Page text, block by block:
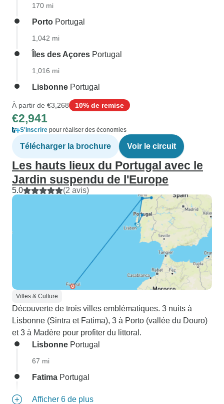
170 mi
Porto Portugal
1,042 mi
Îles des Açores Portugal
1,016 mi
Lisbonne Portugal
À partir de €3,268 10% de remise
€2,941
S'inscrire pour réaliser des économies
Télécharger la brochure Voir le circuit
Les hauts lieux du Portugal avec le
Jardin suspendu de l'Europe
5.0 (2 avis)
Villes & Culture
Découverte de trois villes emblématiques. 3 nuits à
Lisbonne (Sintra et Fatima), 3 à Porto (vallée du Douro)
et 3 à Madère pour profiter du littoral.
Lisbonne Portugal
67 mi
Fatima Portugal
Afficher 6 de plus